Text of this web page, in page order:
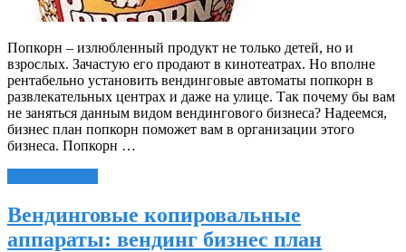
Попкорн – излюбленный продукт не только детей, но и
взрослых. Зачастую его продают в кинотеатрах. Но вполне
рентабельно установить вендинговые автоматы попкорн в
развлекательных центрах и даже на улице. Так почему бы вам
не заняться данным видом вендингового бизнеса? Надеемся,
бизнес план попкорн поможет вам в организации этого
бизнеса. Попкорн …
Вендинговые копировальные
аппараты: вендинг бизнес план